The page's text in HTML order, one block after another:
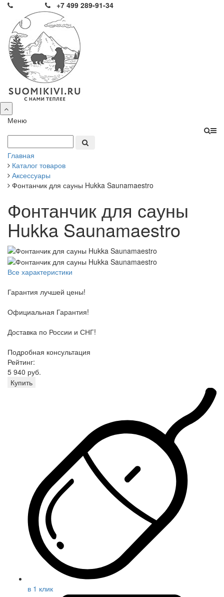
+7 499 289-91-34
Меню
Главная
Каталог товаров
Аксессуары
Фонтанчик для сауны Hukka Saunamaestro
Фонтанчик для сауны
Hukka Saunamaestro
Все характеристики
Гарантия лучшей цены!
Официальная Гарантия!
Доставка по России и СНГ!
Подробная консультация
Рейтинг:
5 940 руб.
Купить
в 1 клик